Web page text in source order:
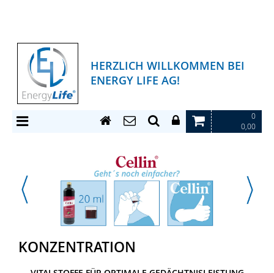
HERZLICH WILLKOMMEN BEI
ENERGY LIFE AG!
0
0,00
KONZENTRATION